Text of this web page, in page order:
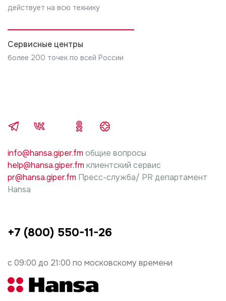
имуществу граждан, вследствие неправильной
5. В случае нарушений требований инструкции
производителя изделия, по установке и
действует на всю технику
Сервисные центры
более 200 точек по всей России
с 09:00 до 21:00 по московскому времени
+7 (800) 550-11-26
info@hansa.giper.fm общие вопросы
help@hansa.giper.fm клиентский сервис
pr@hansa.giper.fm Пресс-служба/ PR департамент
Hansa